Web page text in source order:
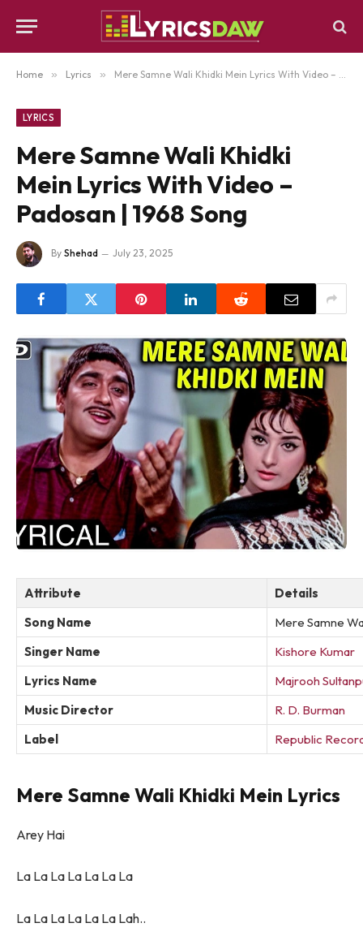
Home » Lyrics » Mere Samne Wali Khidki Mein Lyrics With Video – Padosan | 1968 Song
LYRICS
Mere Samne Wali Khidki
Mein Lyrics With Video –
Padosan | 1968 Song
By Shehad July 23, 2025
Attribute
Details
Song Name
Mere Samne
Singer Name
Kishore Kumar
Lyrics Name
Majrooh
Music Director
R. D. Burman
Label
Republic
Mere Samne Wali Khidki Mein Lyrics
Arey Hai
La La La La La La La
La La La La La La Lah..